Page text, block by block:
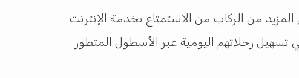
من الركاب من الاستمتاع بخدمة الإنترنت
رحلاتهم اليومية عبر الأسطول المتطور